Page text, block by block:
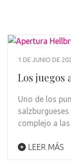
1 DE JUNIO DE
Los juegos
Uno de los
complejo a
LEER MÁS